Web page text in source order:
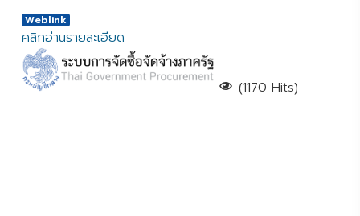
Weblink
คลิกอ่านรายละเอียด
(1170 Hits)